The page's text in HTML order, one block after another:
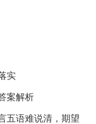
实
案解析
五语难说清，期望